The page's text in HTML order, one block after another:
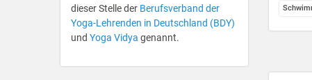
dieser Stelle der Berufsverband der
Yoga-Lehrenden in Deutschland (BDY)
und Yoga Vidya genannt.